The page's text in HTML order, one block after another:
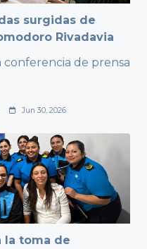
surgidas de
Rivadavia
de prensa
Jun 30, 2026
la toma de